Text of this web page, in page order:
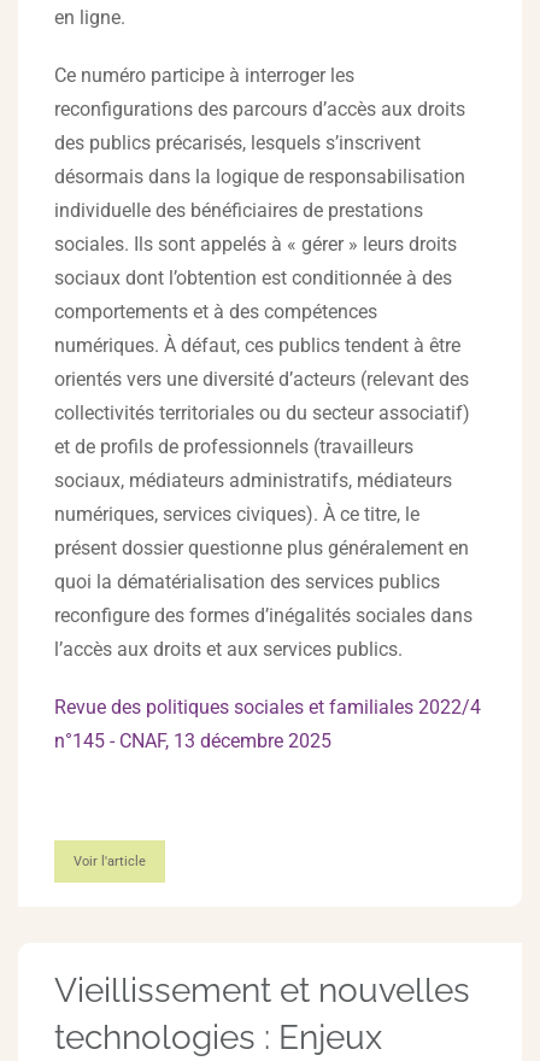
en ligne.
Ce numéro participe à interroger les
reconfigurations des parcours d’accès aux droits
des publics précarisés, lesquels s’inscrivent
désormais dans la logique de responsabilisation
individuelle des bénéficiaires de prestations
sociales. Ils sont appelés à « gérer » leurs droits
sociaux dont l’obtention est conditionnée à des
comportements et à des compétences
numériques. À défaut, ces publics tendent à être
orientés vers une diversité d’acteurs (relevant des
collectivités territoriales ou du secteur associatif)
et de profils de professionnels (travailleurs
sociaux, médiateurs administratifs, médiateurs
numériques, services civiques). À ce titre, le
présent dossier questionne plus généralement en
quoi la dématérialisation des services publics
reconfigure des formes d’inégalités sociales dans
l’accès aux droits et aux services publics.
Revue des politiques sociales et familiales 2022/4
n°145 - CNAF, 13 décembre 2025
Voir l'article
Vieillissement et nouvelles
technologies : Enjeux